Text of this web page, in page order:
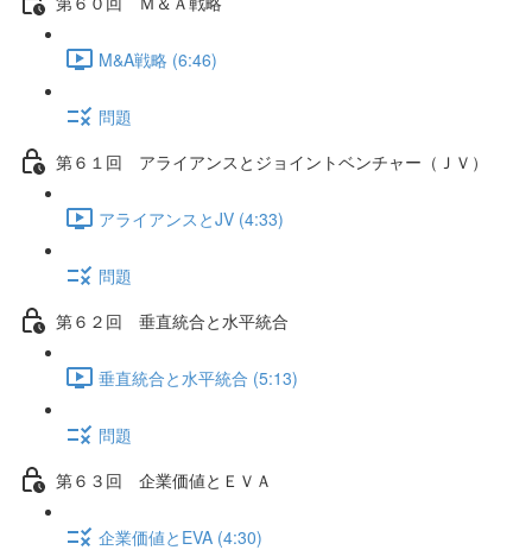
M&A戦略 (6:46)
問題
第６１回 アライアンスとジョイントベンチャー（ＪＶ）
アライアンスとJV (4:33)
問題
第６２回 垂直統合と水平統合
垂直統合と水平統合 (5:13)
問題
第６３回 企業価値とＥＶＡ
企業価値とEVA (4:30)